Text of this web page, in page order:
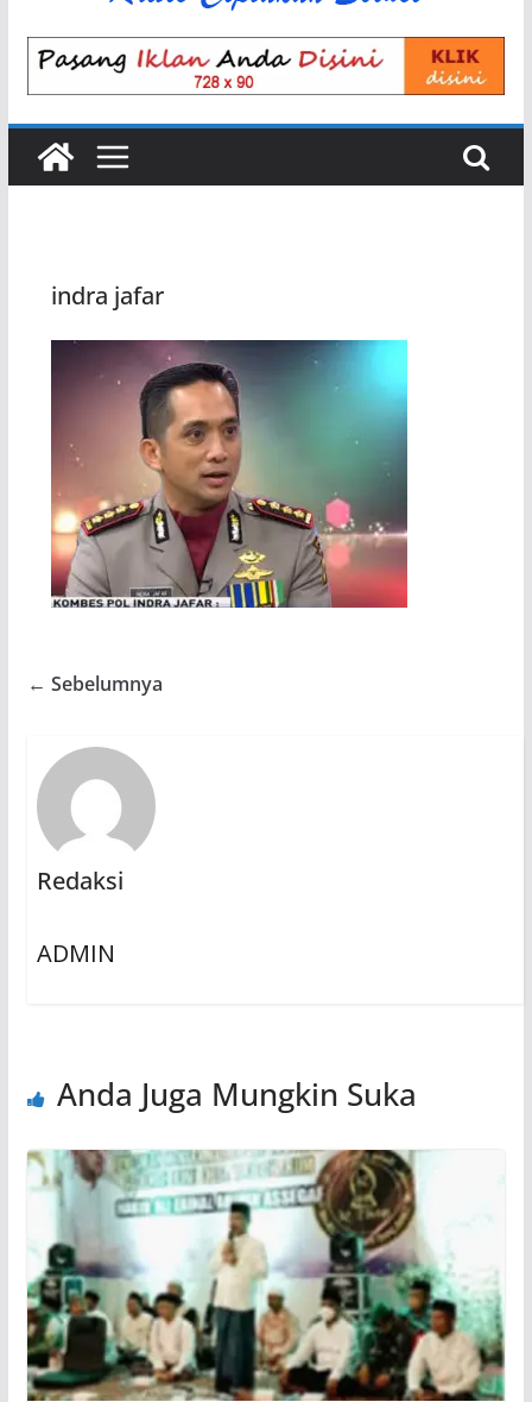
indra jafar
← Sebelumnya
Redaksi
ADMIN
Anda Juga Mungkin Suka